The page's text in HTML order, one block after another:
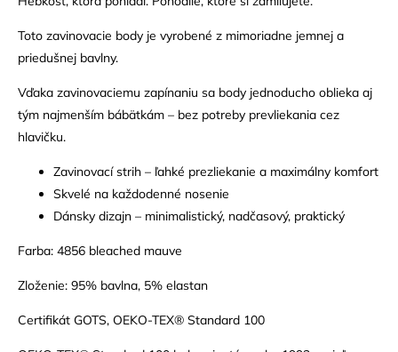
Toto zavinovacie body je vyrobené z mimoriadne jemnej a
priedušnej bavlny.
Vďaka zavinovaciemu zapínaniu sa body jednoducho oblieka aj
tým najmenším bábätkám – bez potreby prevliekania cez
hlavičku.
Zavinovací strih – ľahké prezliekanie a maximálny komfort
Skvelé na každodenné nosenie
Dánsky dizajn – minimalistický, nadčasový, praktický
Farba: 4856 bleached mauve
Zloženie: 95% bavlna, 5% elastan
Certifikát GOTS, OEKO-TEX® Standard 100